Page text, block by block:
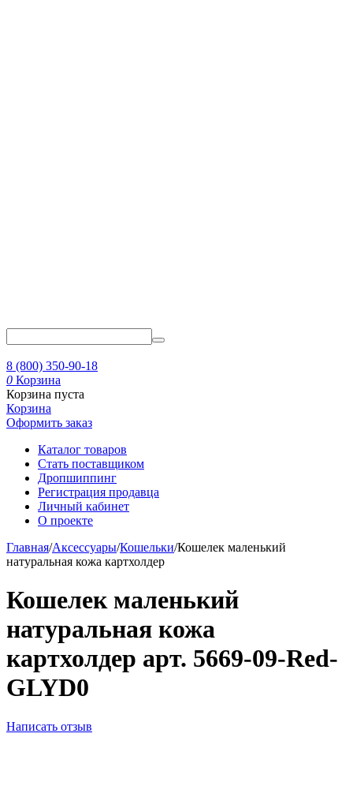
8 (800) 350-90-18
0 Корзина
Корзина пуста
Корзина
Оформить заказ
Каталог товаров
Стать поставщиком
Дропшиппинг
Регистрация продавца
Личный кабинет
О проекте
Главная/Аксессуары/Кошельки/Кошелек маленький
натуральная кожа картхолдер
Кошелек маленький
натуральная кожа
картхолдер арт. 5669-09-Red-
GLYD0
Написать отзыв